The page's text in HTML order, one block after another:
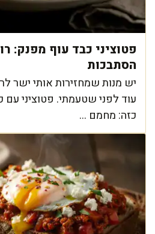
פטוציני כבד עוף מפנק:
הסתבכות
יש מנות שמחזירות אותי ישר
עוד לפני שטעמתי. פטוציני עם
כזה: מחמם ...